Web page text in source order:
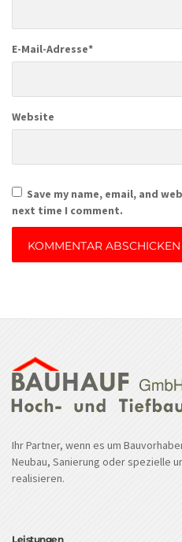
E-Mail-Adresse*
Website
Save my name, email, and
next time I comment.
Ihr Partner, wenn es um
Neubau, Sanierung oder spezielle
realisieren.
Leistungen